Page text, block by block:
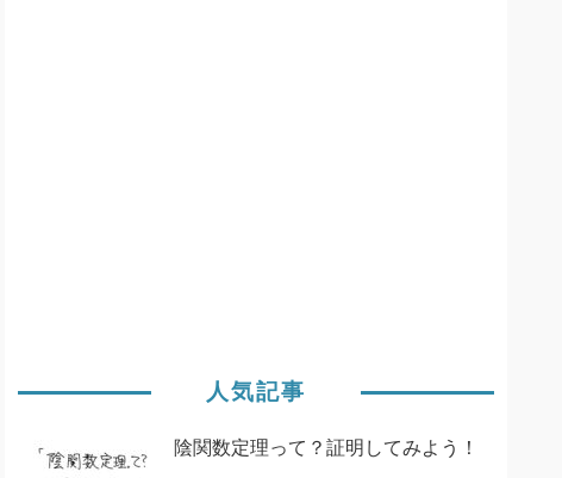
人気記事
陰関数定理って？証明してみよう！